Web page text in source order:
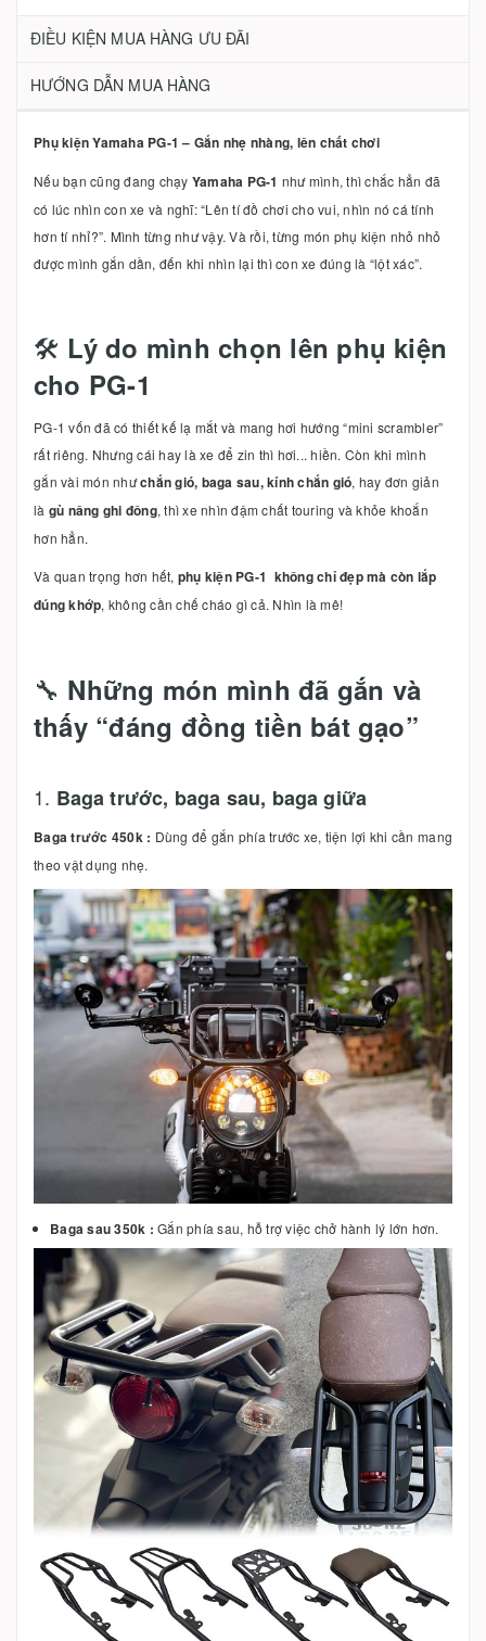
ĐIỀU KIỆN MUA HÀNG ƯU ĐÃI
HƯỚNG DẪN MUA HÀNG
Phụ kiện Yamaha PG-1 – Gắn nhẹ nhàng, lên chất chơi
Nếu bạn cũng đang chạy Yamaha PG-1 như mình, thì chắc hẳn đã
có lúc nhìn con xe và nghĩ: “Lên tí đồ chơi cho vui, nhìn nó cá tính
hơn tí nhỉ?”. Mình từng như vậy. Và rồi, từng món phụ kiện nhỏ nhỏ
được mình gắn dần, đến khi nhìn lại thì con xe đúng là “lột xác”.
🛠️ Lý do mình chọn lên phụ kiện
cho PG-1
PG-1 vốn đã có thiết kế lạ mắt và mang hơi hướng “mini scrambler”
rất riêng. Nhưng cái hay là xe để zin thì hơi... hiền. Còn khi mình
gắn vài món nhưchắn gió, baga sau, kính chắn gió, hay đơn giản
là gù nâng ghi đông, thì xe nhìn đậm chất touring và khỏe khoắn
hơn hẳn.
Và quan trọng hơn hết, phụ kiện PG-1 không chỉ đẹp mà còn lắp
đúng khớp, không cần chế cháo gì cả. Nhìn là mê!
🔧 Những món mình đã gắn và
thấy “đáng đồng tiền bát gạo”
1. Baga trước, baga sau, baga giữa
Baga trước 450k : Dùng để gắn phía trước xe, tiện lợi khi cần mang
theo vật dụng nhẹ.
Baga sau 350k : Gắn phía sau, hỗ trợ việc chở hành lý lớn hơn.